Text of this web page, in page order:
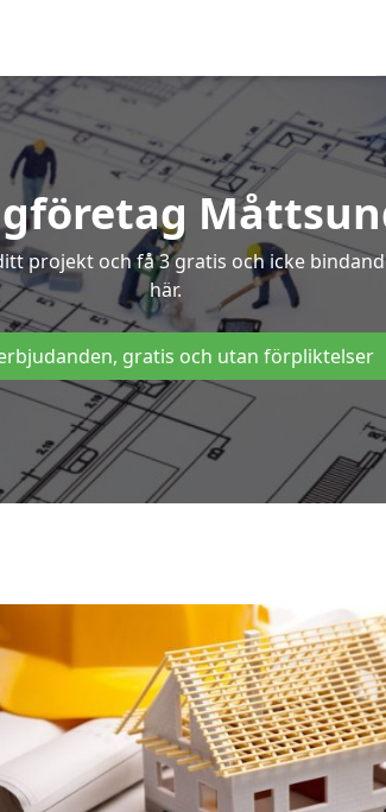
projekt och få 3 gratis och icke
här.
gratis och utan förpliktelser